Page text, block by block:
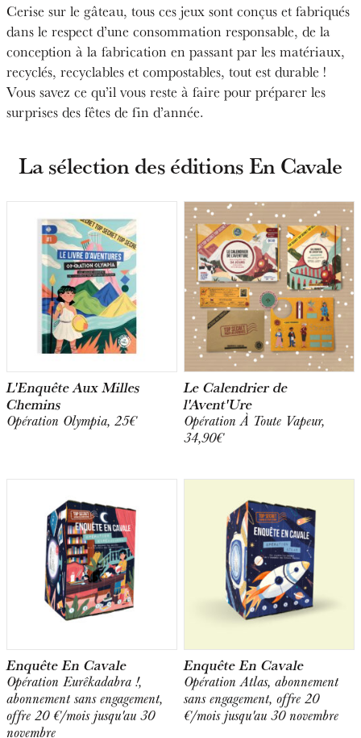
Cerise sur le gâteau, tous ces jeux sont conçus et fabriqués
dans le respect d’une consommation responsable, de la
conception à la fabrication en passant par les matériaux,
recyclés, recyclables et compostables, tout est durable !
Vous savez ce qu’il vous reste à faire pour préparer les
surprises des fêtes de fin d’année.
La sélection des éditions En Cavale
L'Enquête Aux Milles
Chemins
Opération Olympia, 25€
Le Calendrier de
l'Avent'Ure
Opération À Toute Vapeur,
34,90€
Enquête En Cavale
Opération Eurêkadabra !,
abonnement sans engagement,
offre 20 €/mois jusqu'au 30
novembre
Enquête En Cavale
Opération Atlas, abonnement
sans engagement, offre 20
€/mois jusqu'au 30 novembre